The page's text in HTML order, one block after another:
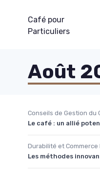
Café pour
Particuliers
Août
Conseils de Gestion du
Le café : un allié
Durabilité et Commerce
Les méthodes